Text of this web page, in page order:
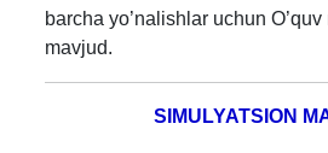
barcha yo’nalishlar uchun
mavjud.
SIMULYATSION